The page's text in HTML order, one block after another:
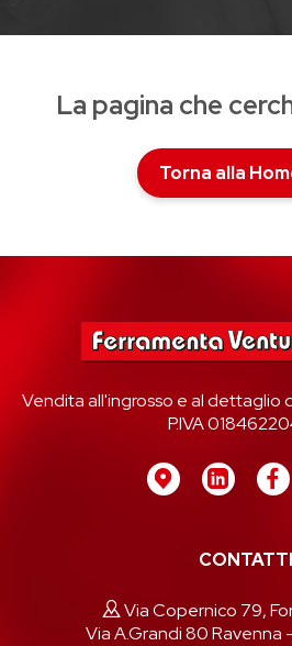
La pagina che
Torna alla
Vendita all'ingrosso e al dettaglio
P.IVA
CONTATTI
Via Copernico 79,
Via A.Grandi 80 Ravenna